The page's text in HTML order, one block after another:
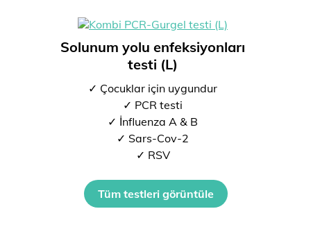
Solunum yolu enfeksiyonları
testi (L)
✓ Çocuklar için uygundur
✓ PCR testi
✓ İnfluenza A & B
✓ Sars-Cov-2
✓ RSV
Tüm testleri görüntüle